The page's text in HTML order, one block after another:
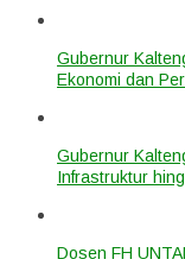
Gubernur
Ekonomi dan
Gubernur
Infrastruktur
Dosen FH